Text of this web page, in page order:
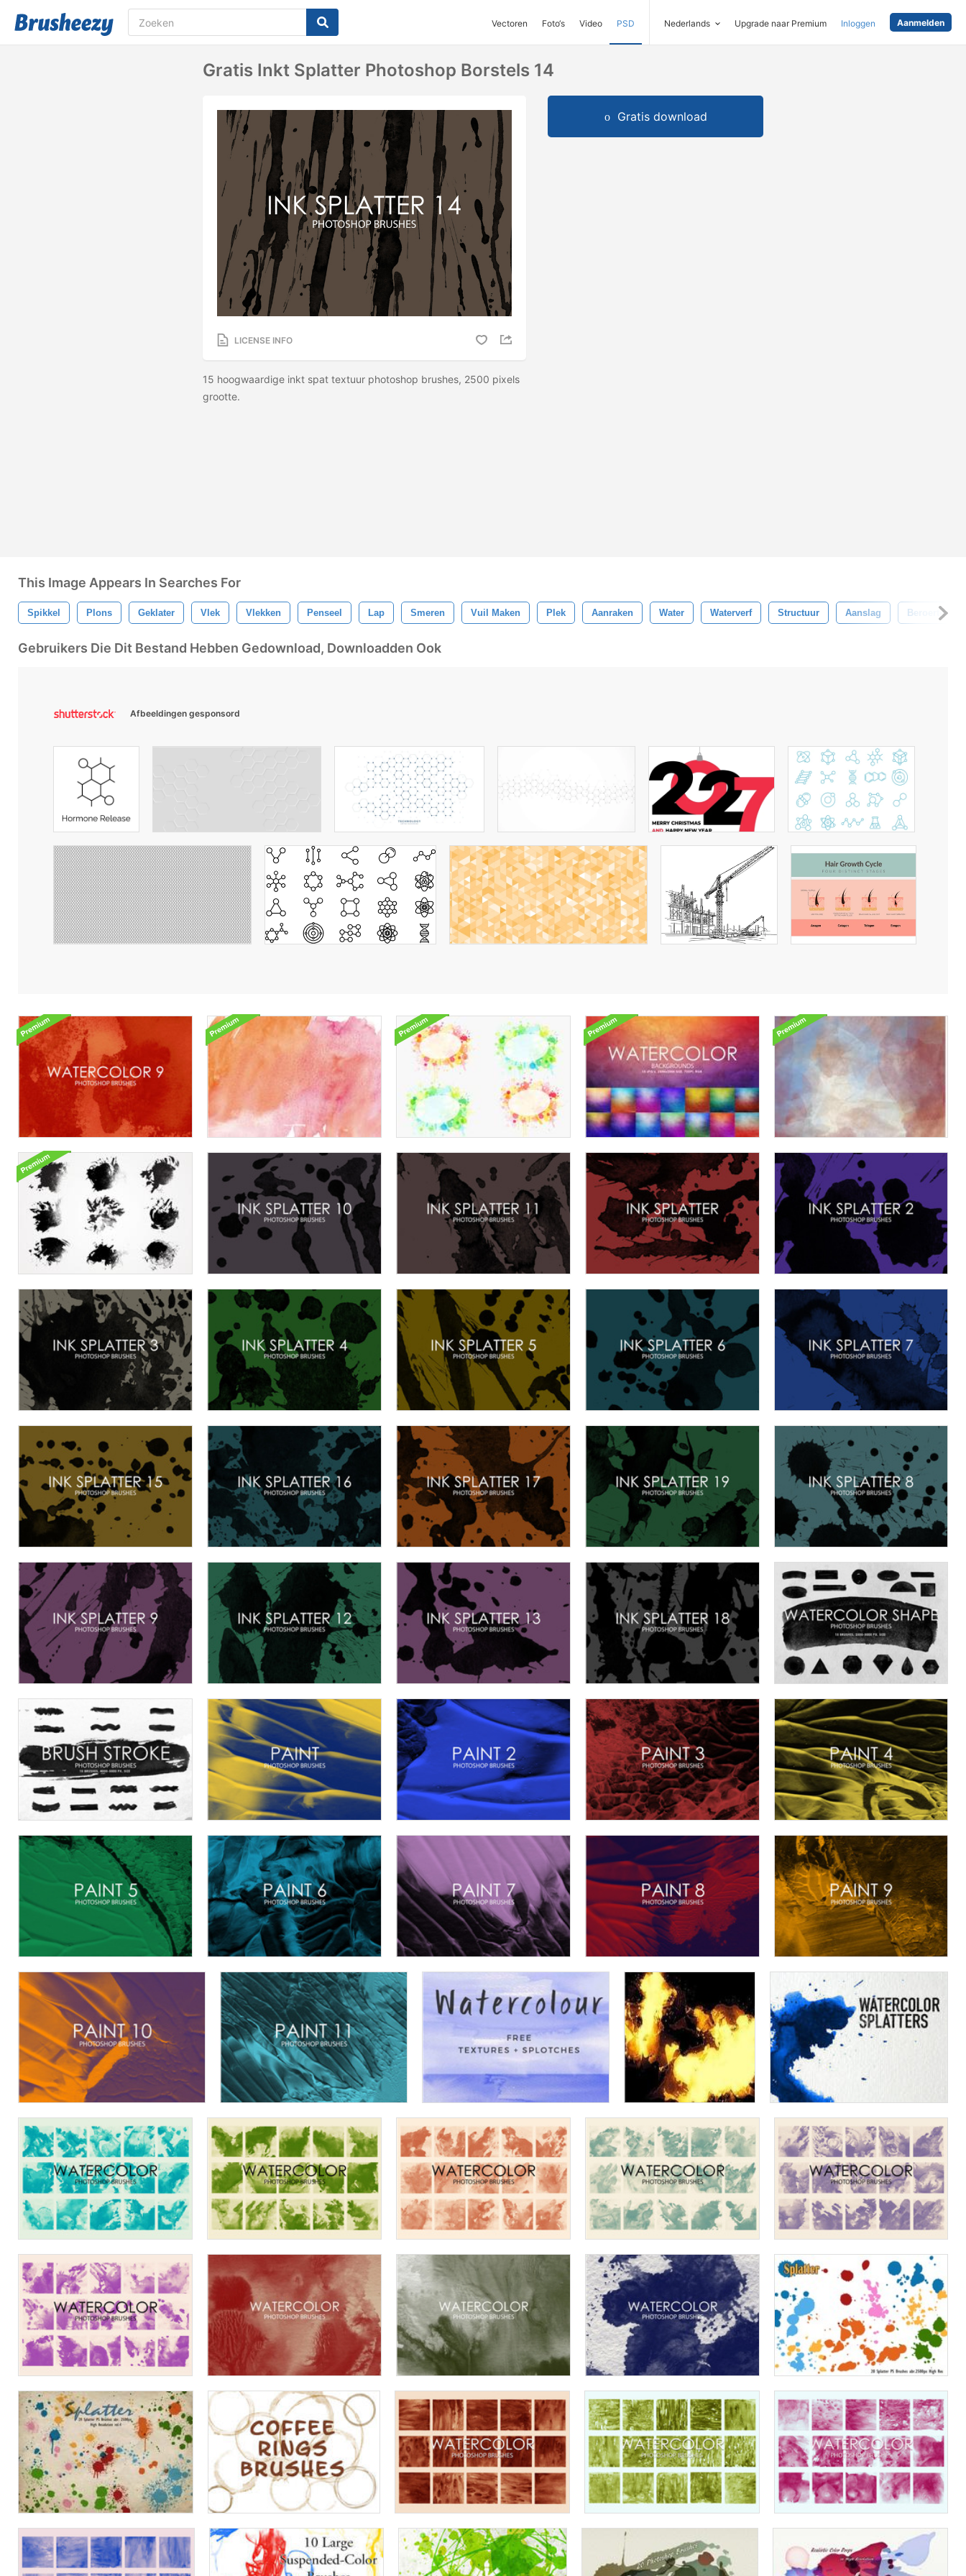
Vectoren Foto‘s Video PSD Nederlands Upgrade naar Premium Inloggen Aanmelden
Gratis Inkt Splatter Photoshop Borstels 14
LICENSE INFO
15 hoogwaardige inkt spat textuur photoshop brushes, 2500 pixels
grootte.
Gratis download
This Image Appears In Searches For
Spikkel Plons Geklater Vlek Vlekken Penseel Lap Smeren Vuil Maken Plek Aanraken Water Waterverf Structuur Aanslag Beroerte
Gebruikers Die Dit Bestand Hebben Gedownload, Downloadden Ook
Afbeeldingen gesponsord